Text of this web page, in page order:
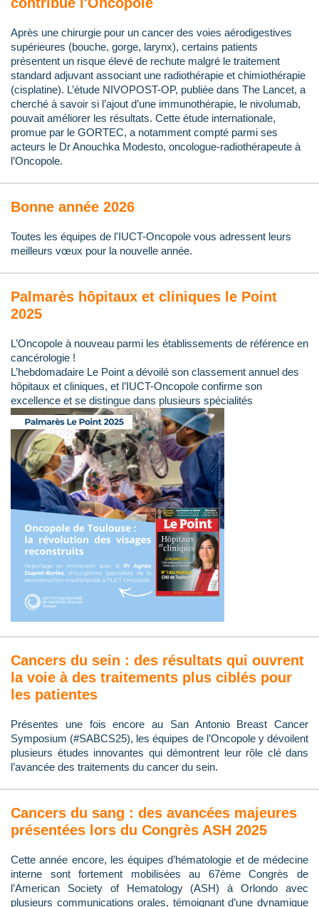
Après une chirurgie pour un cancer des voies aérodigestives
supérieures (bouche, gorge, larynx), certains patients
présentent un risque élevé de rechute malgré le traitement
standard adjuvant associant une radiothérapie et chimiothérapie
(cisplatine). L’étude NIVOPOST-OP, publiée dans The Lancet, a
cherché à savoir si l’ajout d’une immunothérapie, le nivolumab,
pouvait améliorer les résultats. Cette étude internationale,
promue par le GORTEC, a notamment compté parmi ses
acteurs le Dr Anouchka Modesto, oncologue-radiothérapeute à
l’Oncopole.
Bonne année 2026
Toutes les équipes de l'IUCT-Oncopole vous adressent leurs
meilleurs vœux pour la nouvelle année.
Palmarès hôpitaux et cliniques le Point
2025
L’Oncopole à nouveau parmi les établissements de référence en
cancérologie !
L’hebdomadaire Le Point a dévoilé son classement annuel des
hôpitaux et cliniques, et l’IUCT-Oncopole confirme son
excellence et se distingue dans plusieurs spécialités
Cancers du sein : des résultats qui ouvrent
la voie à des traitements plus ciblés pour
les patientes
Présentes une fois encore au San Antonio Breast Cancer
Symposium (#SABCS25), les équipes de l’Oncopole y dévoilent
plusieurs études innovantes qui démontrent leur rôle clé dans
l’avancée des traitements du cancer du sein.
Cancers du sang : des avancées majeures
présentées lors du Congrès ASH 2025
Cette année encore, les équipes d’hématologie et de médecine
interne sont fortement mobilisées au 67ème Congrès de
l’American Society of Hematology (ASH) à Orlondo avec
plusieurs communications orales, témoignant d’une dynamique